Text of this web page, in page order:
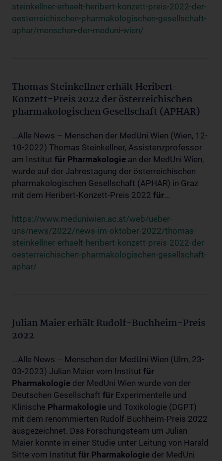
steinkellner-erhaelt-heribert-konzett-preis-2022-der-
oesterreichischen-pharmakologischen-gesellschaft-
aphar/menschen-der-meduni-wien/
Thomas Steinkellner erhält Heribert-
Konzett-Preis 2022 der österreichischen
pharmakologischen Gesellschaft (APHAR)
...Alle News – Menschen der MedUni Wien (Wien, 12-
10-2022) Thomas Steinkellner, Assistenzprofessor
am Institut für Pharmakologie an der MedUni Wien,
wurde auf der Jahrestagung der österreichischen
pharmakologischen Gesellschaft (APHAR) in Graz
mit dem Heribert-Konzett-Preis 2022 für...
https://www.meduniwien.ac.at/web/ueber-
uns/news/2022/news-im-oktober-2022/thomas-
steinkellner-erhaelt-heribert-konzett-preis-2022-der-
oesterreichischen-pharmakologischen-gesellschaft-
aphar/
Julian Maier erhält Rudolf-Buchheim-Preis
2022
...Alle News – Menschen der MedUni Wien (Ulm, 23-
03-2023) Julian Maier vom Institut für
Pharmakologie der MedUni Wien wurde von der
Deutschen Gesellschaft für Experimentelle und
Klinische Pharmakologie und Toxikologie (DGPT)
mit dem renommierten Rudolf-Buchheim-Preis 2022
ausgezeichnet. Das Forschungsteam um Julian
Maier konnte in einer Studie unter Leitung von Harald
Sitte vom Institut für Pharmakologie der MedUni